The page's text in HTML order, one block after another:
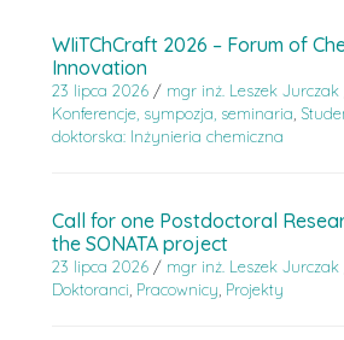
WIiTChCraft 2026 – Forum of
Innovation
23 lipca 2026 / mgr inż. Leszek Jurczak
Konferencje, sympozja, seminaria,
doktorska: Inżynieria chemiczna
Call for one Postdoctoral
the SONATA project
23 lipca 2026 / mgr inż. Leszek Jurczak
Doktoranci, Pracownicy, Projekty